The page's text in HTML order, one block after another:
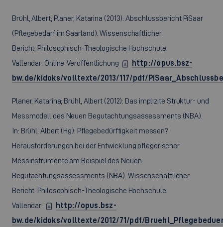
Brühl, Albert; Planer, Katarina (2013): Abschlussbericht PiSaar
(Pflegebedarf im Saarland). Wissenschaftlicher
Bericht. Philosophisch-Theologische Hochschule:
Vallendar: Online-Veröffentlichung
http://opus.bsz-
bw.de/kidoks/volltexte/2013/117/pdf/
Planer, Katarina; Brühl, Albert (2012): Das implizite Struktur- und
Messmodell des Neuen Begutachtungsassessments (NBA).
In: Brühl, Albert (Hg): Pflegebedürftigkeit messen?
Herausforderungen bei der Entwicklung pflegerischer
Messinstrumente am Beispiel des Neuen
Begutachtungsassessments (NBA). Wissenschaftlicher
Bericht. Philosophisch-Theologische Hochschule:
Vallendar:
http://opus.bsz-
bw.de/kidoks/volltexte/2012/71/pdf/